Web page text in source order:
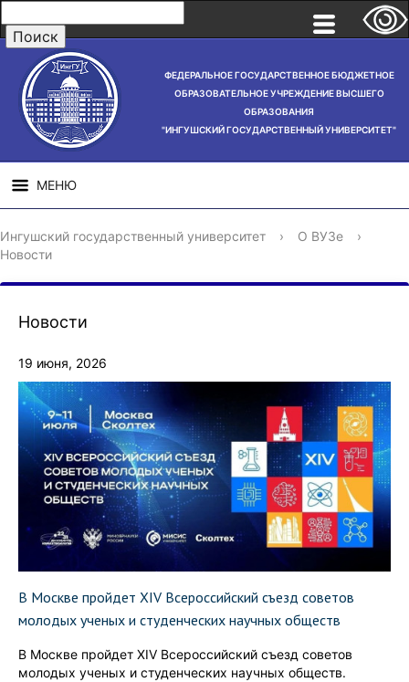
ФЕДЕРАЛЬНОЕ ГОСУДАРСТВЕННОЕ БЮДЖЕТНОЕ
ОБРАЗОВАТЕЛЬНОЕ УЧРЕЖДЕНИЕ ВЫСШЕГО
ОБРАЗОВАНИЯ
"ИНГУШСКИЙ ГОСУДАРСТВЕННЫЙ УНИВЕРСИТЕТ"
МЕНЮ
СВЕДЕНИЯ ОБ
ОБРАЗОВАТЕЛЬНОЙ
НАУЧНАЯ
ДЕЯТЕЛЬНОСТЬ
Ингушский государственный университет › О ВУЗе
›
Новости
Новости
19 июня, 2026
В Москве пройдет XIV Всероссийский съезд советов
молодых ученых и студенческих научных обществ
В Москве пройдет XIV Всероссийский съезд советов
молодых ученых и студенческих научных обществ.